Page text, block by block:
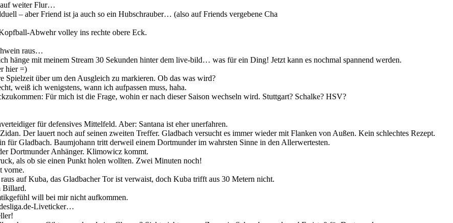
auf weiter Flur…
– aber Friend ist ja auch so ein Hubschrauber… (also auf Friends vergebene Cha
Abwehr volley ins rechte obere Eck.
raus…
hänge mit meinem Stream 30 Sekunden hinter dem live-bild… was für ein Ding! Jetzt kann es nochmal spannend werden.
hier =)
Spielzeit über um den Ausgleich zu markieren. Ob das was wird?
weiß ich wenigstens, wann ich aufpassen muss, haha.
Für mich ist die Frage, wohin er nach dieser Saison wechseln wird. Stuttgart? Schalke? HSV?
für defensives Mittelfeld. Aber: Santana ist eher unerfahren.
Der lauert noch auf seinen zweiten Treffer. Gladbach versucht es immer wieder mit Flanken von Außen. Kein schlechtes Rezept.
für Gladbach. Baumjohann tritt derweil einem Dortmunder im wahrsten Sinne in den Allerwertesten.
Dortmunder Anhänger. Klimowicz kommt.
als ob sie einen Punkt holen wollten. Zwei Minuten noch!
vorne.
auf Kuba, das Gladbacher Tor ist verwaist, doch Kuba trifft aus 30 Metern nicht.
Billard.
will bei mir nicht aufkommen.
Liveticker…